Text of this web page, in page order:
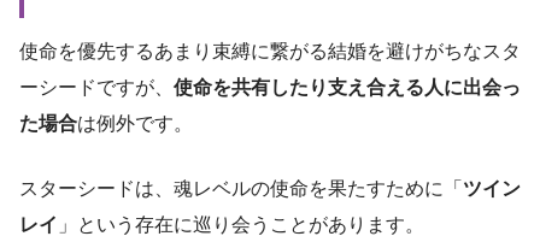
使命を優先するあまり束縛に繋がる結婚を避けがちなスタ
ーシードですが、 使命を共有したり支え合える人に出会っ
た場合は例外です。
スターシードは、魂レベルの使命を果たすために「 ツイン
レイ 」という存在に巡り会うことがあります。